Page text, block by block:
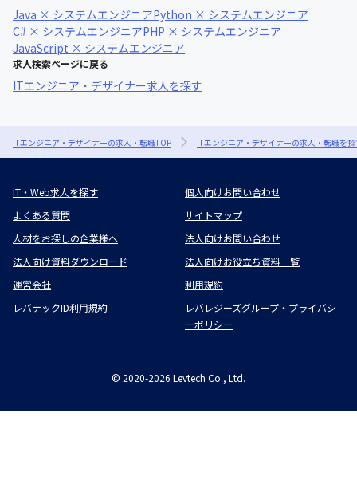
Java × システムエンジニアPython × システムエンジニア
C# × システムエンジニアPHP × システムエンジニア
JavaScript × システムエンジニア
求人検索ページに戻る
ITエンジニア・デザイナー求人を探す
ITエンジニア・デザイナーの求人・転職TOP ITエンジニア・デザイナーの求人・転職を
IT・Web求人を探す
個人向けお問い合わせ
よくある質問
サイトマップ
人材をお探しの企業様へ
法人向けお問い合わせ
法人向け資料ダウンロード
法人向けお役立ち資料一覧
運営会社
利用規約
レバテックID利用規約
レバレジーズグループ・プライバシ
ーポリシー
© 2020-2026 Levtech Co., Ltd.